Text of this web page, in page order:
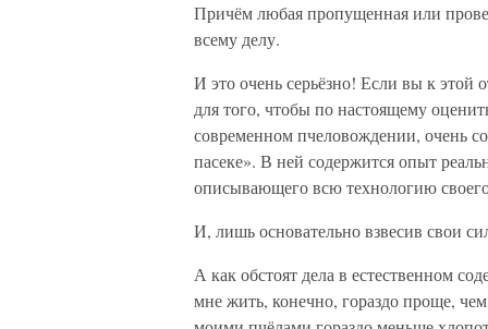
Причём любая пропущенная или
всему делу.
И это очень серьёзно! Если вы к этой
для того, чтобы по настоящему
современном пчеловождении, очень
пасеке». В ней содержится опыт
описывающего всю технологию
И, лишь основательно взвесив свои
А как обстоят дела в естественном
мне жить, конечно, гораздо проще,